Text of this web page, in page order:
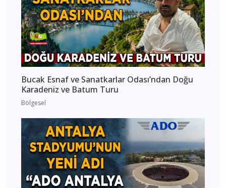
Bucak Esnaf ve Sanatkarlar Odası’ndan Doğu
Karadeniz ve Batum Turu
Bölgesel